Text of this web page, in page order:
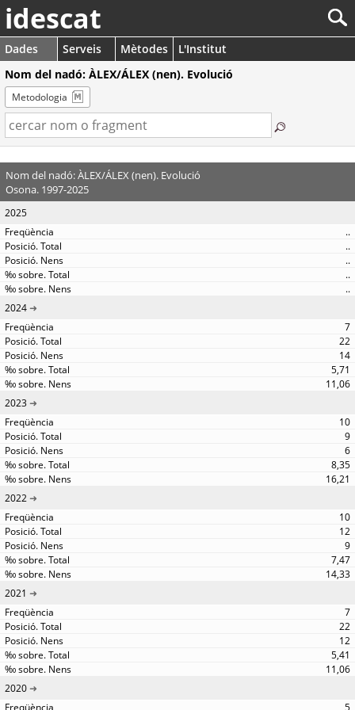
idescat
Dades Serveis Mètodes
L'Institut
Nom del nadó: ÀLEX/ÁLEX (nen). Evolució
Metodologia
Nom del nadó: ÀLEX/ÁLEX (nen). Evolució
Osona. 1997-2025
2025
..
..
..
..
..
2024
7
22
14
5,71
11,06
2023
10
9
6
8,35
16,21
2022
10
12
9
7,47
14,33
2021
7
22
12
5,41
11,06
2020
5